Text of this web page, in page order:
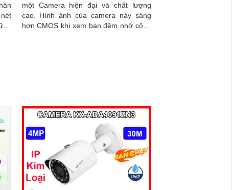
một Camera hiện đại và chất lượng
cao. Hình ảnh của camera này sáng
hơn CMOS khi xem ban đêm nhờ công